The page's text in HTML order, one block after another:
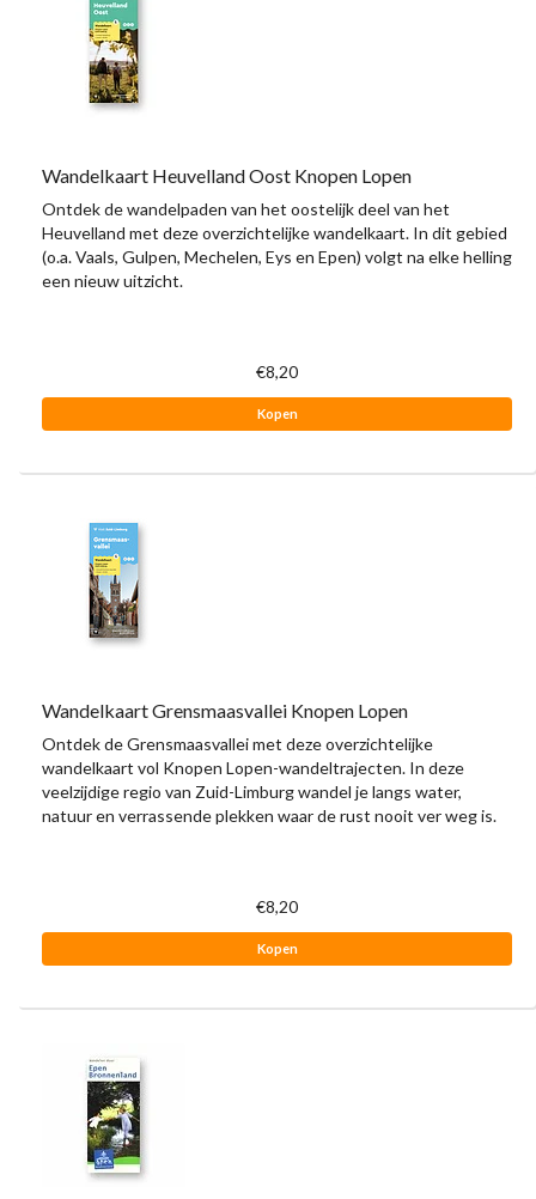
Wandelkaart Heuvelland Oost Knopen Lopen
Ontdek de wandelpaden van het oostelijk deel van het
Heuvelland met deze overzichtelijke wandelkaart. In dit gebied
(o.a. Vaals, Gulpen, Mechelen, Eys en Epen) volgt na elke helling
een nieuw uitzicht.
€8,20
Kopen
Wandelkaart Grensmaasvallei Knopen Lopen
Ontdek de Grensmaasvallei met deze overzichtelijke
wandelkaart vol Knopen Lopen-wandeltrajecten. In deze
veelzijdige regio van Zuid-Limburg wandel je langs water,
natuur en verrassende plekken waar de rust nooit ver weg is.
€8,20
Kopen